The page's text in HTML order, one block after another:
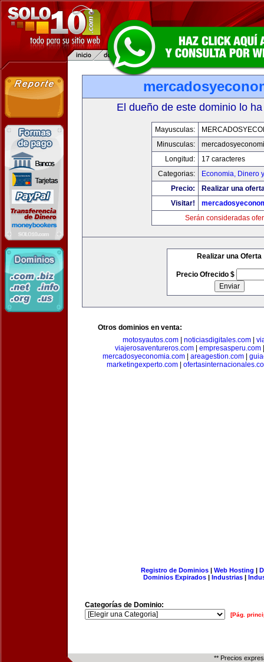
El dueño de este dominio lo
Mayusculas:
Minusculas:
Longitud:
17 caracteres
Categorias:
Economia, Dinero
Precio:
Realizar una
Visitar!
Serán consideradas
Realizar una Oferta
Precio Ofrecido $
Otros dominios en venta:
motosyautos.com
noticiasdigitales.com
viajerosaventureros.com| empresasperu.com
mercadosyeconomia.com
areagestion.com
marketingexperto.com
Registro de Dominios| Web Hosting |
Dominios Expirados | Industrias |
Categorías de Dominio:
[Pág.
** Precios